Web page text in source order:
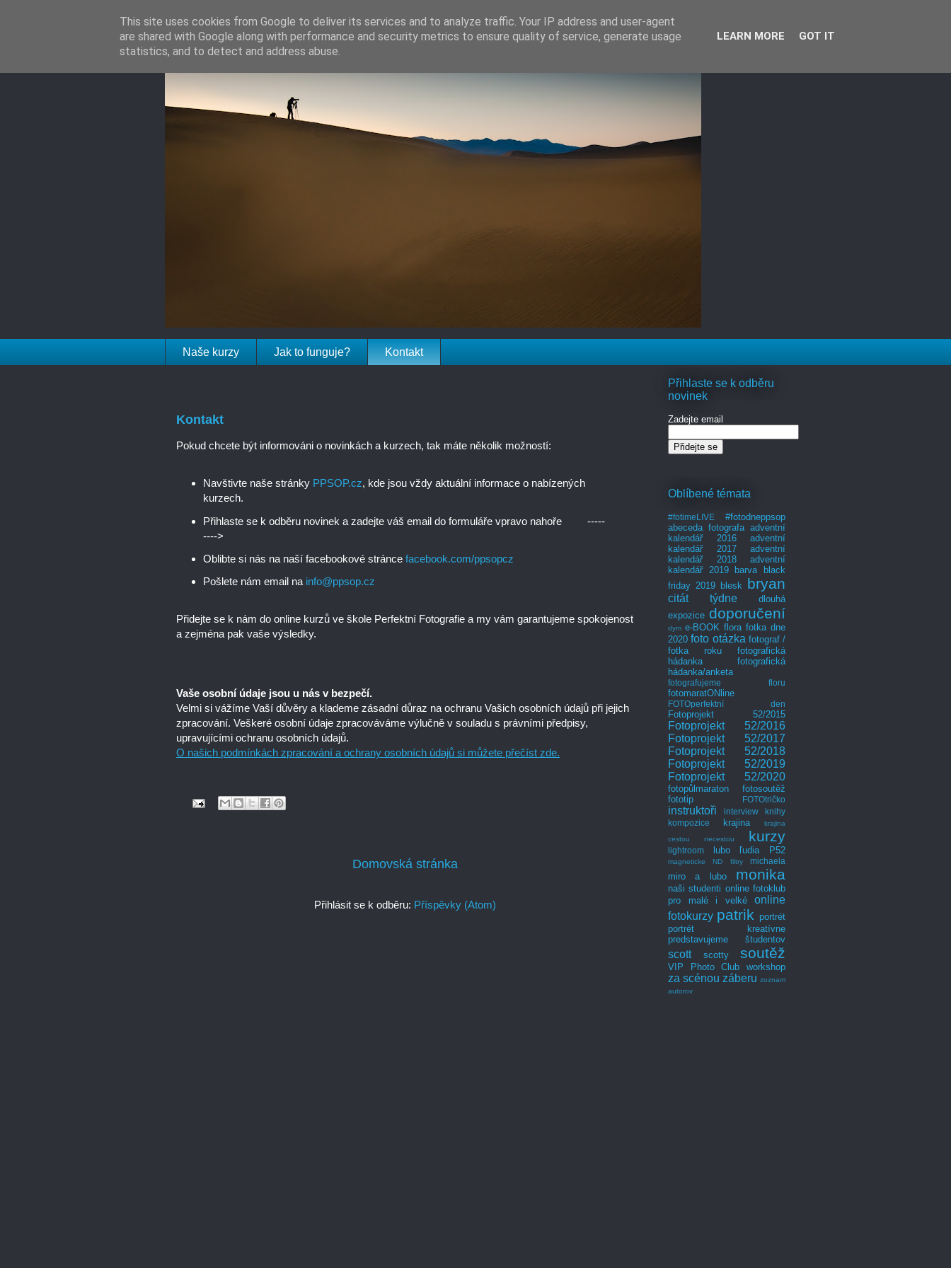
Naše kurzy Jak to funguje? Kontakt
Kontakt
Pokud chcete být informováni o novinkách a kurzech, tak máte několik možností:
Navštivte naše stránky PPSOP.cz, kde jsou vždy aktuální informace o nabízených
kurzech.
Přihlaste se k odběru novinek a zadejte váš email do formuláře vpravo nahoře -----
---->
Oblibte si nás na naší facebookové stránce facebook.com/ppsopcz
Pošlete nám email na info@ppsop.cz
Přidejte se k nám do online kurzů ve škole Perfektní Fotografie a my vám garantujeme spokojenost
a zejména pak vaše výsledky.
Vaše osobní údaje jsou u nás v bezpečí.
Velmi si vážíme Vaší důvěry a klademe zásadní důraz na ochranu Vašich osobních údajů při jejich
zpracování. Veškeré osobní údaje zpracováváme výlučně v souladu s právními předpisy,
upravujícími ochranu osobních údajů.
O našich podmínkách zpracování a ochrany osobních údajů si můžete přečíst zde.
Domovská stránka
Přihlásit se k odběru: Příspěvky (Atom)
Přihlaste se k odběru
novinek
Zadejte email
Oblíbené témata
#fotimeLIVE
#fotodneppsop
abeceda fotografa adventní
kalendář 2016
adventní
kalendář 2017
adventní
kalendář 2018
adventní
kalendář 2019
barva
black
friday 2019 blesk bryan
citát týdne
dlouhá
expozice doporučení
dym e-BOOK flora fotka dne
2020 foto otázka fotograf /
fotka roku
fotografická
hádanka
fotografická
hádanka/anketa
fotografujeme floru
fotomaratONline
FOTOperfektní den
Fotoprojekt 52/2015
Fotoprojekt 52/2016
Fotoprojekt 52/2017
Fotoprojekt 52/2018
Fotoprojekt 52/2019
Fotoprojekt 52/2020
fotopůlmaraton
fotosoutěž
fototip
FOTOtričko
instruktoři interview
knihy
kompozice
krajina
krajina
cestou necestou
kurzy
lightroom lubo ľudia P52
magneticke ND filtry michaela
miro a lubo monika
naši studenti online fotoklub
pro malé i velké
online
fotokurzy patrik portrét
portrét kreatívne
predstavujeme študentov
scott scotty soutěž
VIP Photo Club workshop
za scénou záberu zoznam
autorov
This site uses cookies from Google to deliver its services and to analyze traffic. Your IP address and user-agent
are shared with Google along with performance and security metrics to ensure quality of service, generate usage
statistics, and to detect and address abuse.
LEARN MORE GOT IT